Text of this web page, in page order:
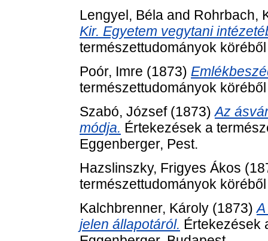
Lengyel, Béla and Rohrbach,
Kir. Egyetem vegytani
természettudományok
Poór, Imre (1873)
természettudományok
Szabó, József(1873)Az
módja. Értekezések a
Eggenberger, Pest.
Hazslinszky, Frigyes Ákos
természettudományok
Kalchbrenner, Károly (1873)
jelen állapotáról. Értekezések